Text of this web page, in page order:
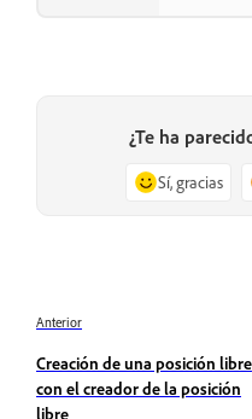
¿Te ha
Sí, gracias
Anterior
Creación de una posición libre
con el creador de la posición
libre